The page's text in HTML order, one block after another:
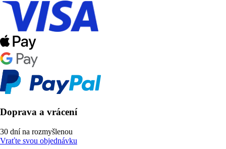
Doprava a vrácení
30 dní na rozmyšlenou
Vraťte svou objednávku